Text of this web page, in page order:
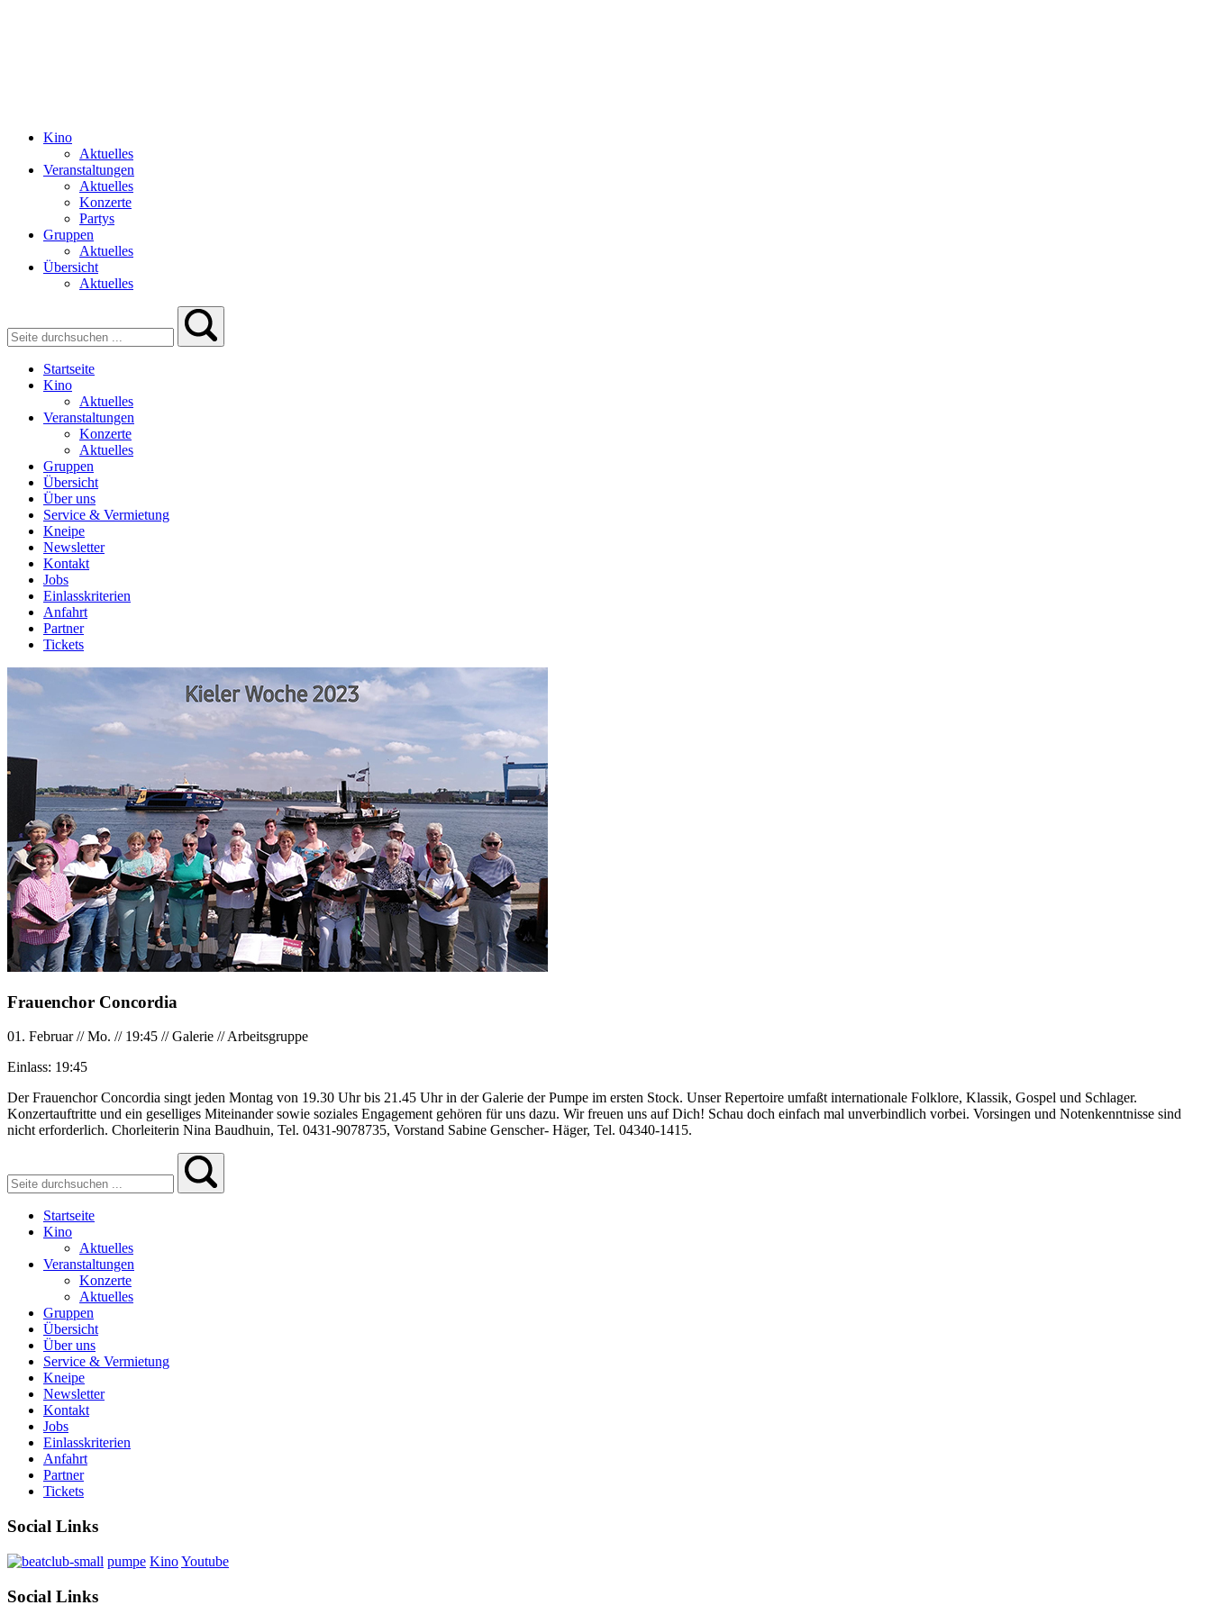
Kino
Aktuelles
Veranstaltungen
Aktuelles
Konzerte
Partys
Gruppen
Aktuelles
Übersicht
Aktuelles
Startseite
Kino
Aktuelles
Veranstaltungen
Konzerte
Aktuelles
Gruppen
Übersicht
Über uns
Service & Vermietung
Kneipe
Newsletter
Kontakt
Jobs
Einlasskriterien
Anfahrt
Partner
Tickets
Frauenchor Concordia
01. Februar//Mo. // 19:45 //Galerie //Arbeitsgruppe
Einlass: 19:45
Der Frauenchor Concordia singt jeden Montag von 19.30 Uhr bis 21.45 Uhr in der Galerie der Pumpe im ersten Stock. Unser Repertoire umfaßt internationale Folklore, Klassik, Gospel und Schlager.
Konzertauftritte und ein geselliges Miteinander sowie soziales Engagement gehören für uns dazu. Wir freuen uns auf Dich! Schau doch einfach mal unverbindlich vorbei. Vorsingen und Notenkenntnisse sind
nicht erforderlich. Chorleiterin Nina Baudhuin, Tel. 0431-9078735, Vorstand Sabine Genscher- Häger, Tel. 04340-1415.
Startseite
Kino
Aktuelles
Veranstaltungen
Konzerte
Aktuelles
Gruppen
Übersicht
Über uns
Service & Vermietung
Kneipe
Newsletter
Kontakt
Jobs
Einlasskriterien
Anfahrt
Partner
Tickets
Social Links
pumpe KinoYoutube
Social Links